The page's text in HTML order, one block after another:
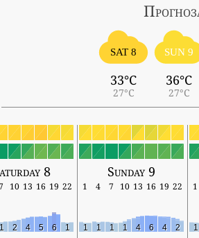
SAT 8
33°C
27°C
SUN 9
36°C
27°C
8 Sunday 9
10 13 16 19 22 1 4 7 10 13 16 19 22 1
1 2 4 5 6 1 1 1 1 1 4 6 4 2 1